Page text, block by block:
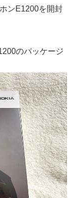
ンE1200を開封
のパッケージ